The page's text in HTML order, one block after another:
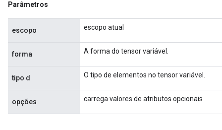
Parâmetros
escopo escopo atual
forma A forma do tensor variável.
tipo d O tipo de elementos no tensor variável.
opções carrega valores de atributos opcionais